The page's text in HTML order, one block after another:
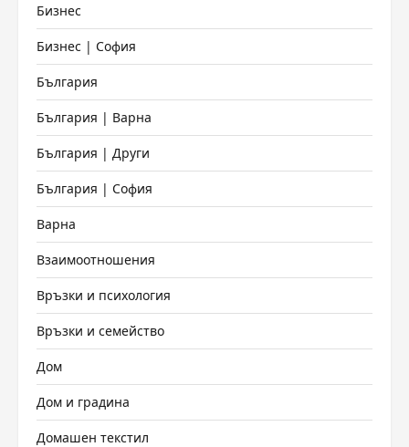
Бизнес
Бизнес | София
България
България | Варна
България | Други
България | София
Варна
Взаимоотношения
Връзки и психология
Връзки и семейство
Дом
Дом и градина
Домашен текстил